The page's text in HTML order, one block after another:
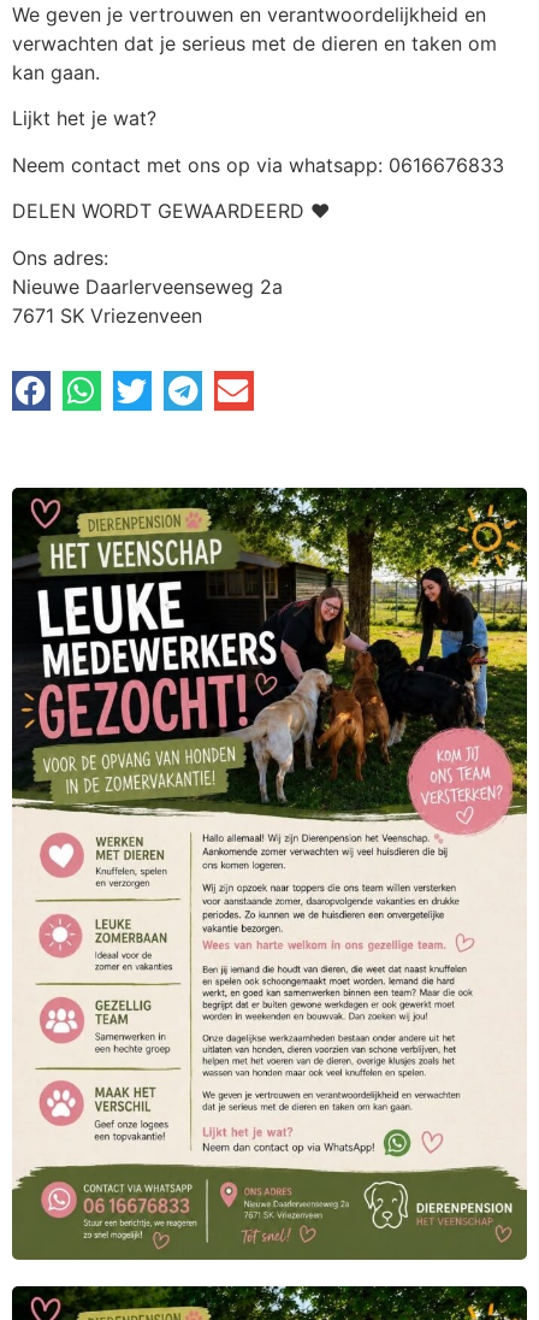
We geven je vertrouwen en verantwoordelijkheid en
verwachten dat je serieus met de dieren en taken om
kan gaan.
Lijkt het je wat?
Neem contact met ons op via whatsapp: 0616676833
DELEN WORDT GEWAARDEERD ❤️
Ons adres:
Nieuwe Daarlerveenseweg 2a
7671 SK Vriezenveen